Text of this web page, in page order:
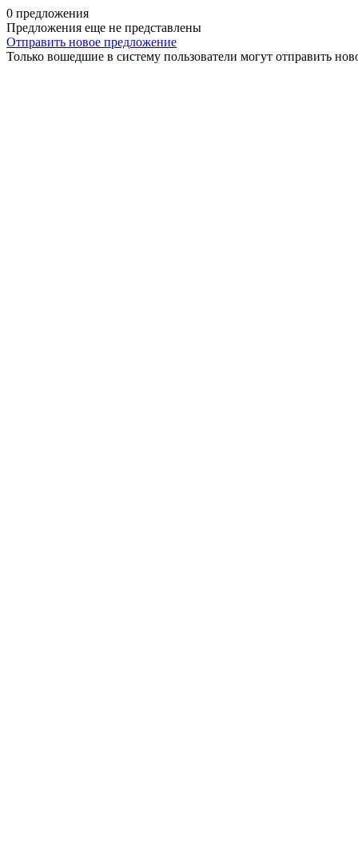
0 предложения
Предложения еще не представлены
Отправить новое предложение
Только вошедшие в систему пользователи могут отправить